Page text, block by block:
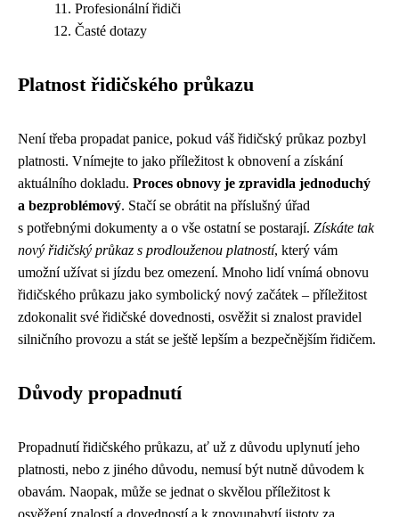
Profesionální řidiči
Časté dotazy
Platnost řidičského průkazu
Není třeba propadat panice, pokud váš řidičský průkaz pozbyl
platnosti. Vnímejte to jako příležitost k obnovení a získání
aktuálního dokladu. Proces obnovy je zpravidla jednoduchý
a bezproblémový. Stačí se obrátit na příslušný úřad
s potřebnými dokumenty a o vše ostatní se postarají. Získáte tak
nový řidičský průkaz s prodlouženou platností, který vám
umožní užívat si jízdu bez omezení. Mnoho lidí vnímá obnovu
řidičského průkazu jako symbolický nový začátek – příležitost
zdokonalit své řidičské dovednosti, osvěžit si znalost pravidel
silničního provozu a stát se ještě lepším a bezpečnějším řidičem.
Důvody propadnutí
Propadnutí řidičského průkazu, ať už z důvodu uplynutí jeho
platnosti, nebo z jiného důvodu, nemusí být nutně důvodem k
obavám. Naopak, může se jednat o skvělou příležitost k
osvěžení znalostí a dovedností a k znovunabytí jistoty za